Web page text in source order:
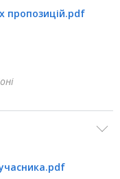
пропозицій.pdf